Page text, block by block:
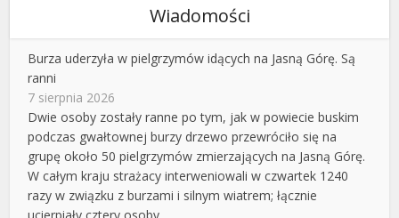
Wiadomości
Burza uderzyła w pielgrzymów idących na Jasną Górę. Są
ranni
7 sierpnia 2026
Dwie osoby zostały ranne po tym, jak w powiecie buskim
podczas gwałtownej burzy drzewo przewróciło się na
grupę około 50 pielgrzymów zmierzających na Jasną Górę.
W całym kraju strażacy interweniowali w czwartek 1240
razy w związku z burzami i silnym wiatrem; łącznie